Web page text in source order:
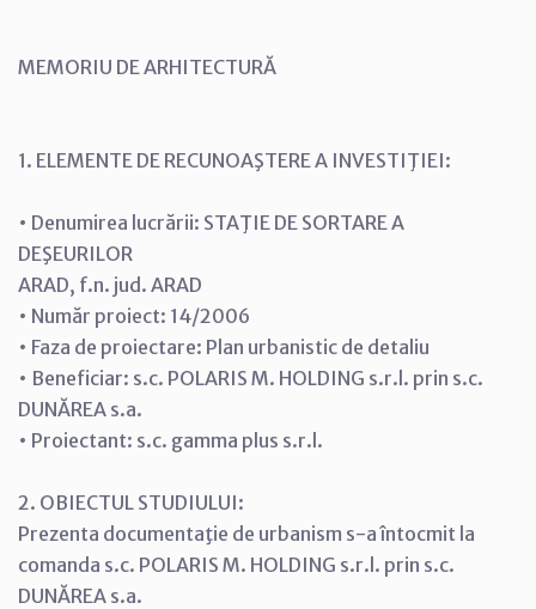
MEMORIU DE ARHITECTURĂ
1. ELEMENTE DE RECUNOAŞTERE A INVESTIŢIEI:
• Denumirea lucrării: STAŢIE DE SORTARE A
DEŞEURILOR
ARAD, f.n. jud. ARAD
• Număr proiect: 14/2006
• Faza de proiectare: Plan urbanistic de detaliu
• Beneficiar: s.c. POLARIS M. HOLDING s.r.l. prin s.c.
DUNĂREA s.a.
• Proiectant: s.c. gamma plus s.r.l.
2. OBIECTUL STUDIULUI:
Prezenta documentaţie de urbanism s-a întocmit la
comanda s.c. POLARIS M. HOLDING s.r.l. prin s.c.
DUNĂREA s.a.